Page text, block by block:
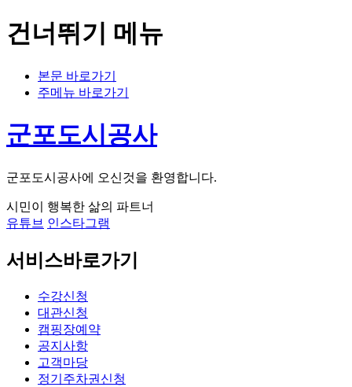
건너뛰기 메뉴
본문 바로가기
주메뉴 바로가기
군포도시공사
군포도시공사에 오신것을 환영합니다.
시민이 행복한 삶의 파트너
유튜브 인스타그램
서비스바로가기
수강신청
대관신청
캠핑장예약
공지사항
고객마당
정기주차권신청